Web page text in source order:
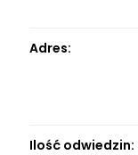
Adres:
Ilość odwiedzin: